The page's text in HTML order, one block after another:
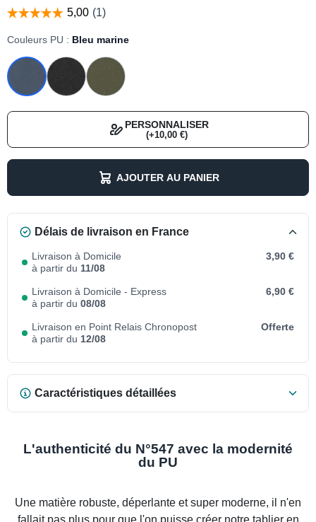
Couleurs PU : Bleu marine
PERSONNALISER
(+10,00 €)
AJOUTER AU PANIER
Délais de livraison en France
Livraison à Domicile
à partir du 11/08
3,90 €
Livraison à Domicile - Express
à partir du 08/08
6,90 €
Livraison en Point Relais Chronopost
à partir du 12/08
Offerte
Caractéristiques détaillées
L'authenticité du N°547 avec la modernité
du PU
Une matière robuste, déperlante et super moderne, il n'en
fallait pas plus pour que l'on puisse créer notre tablier en